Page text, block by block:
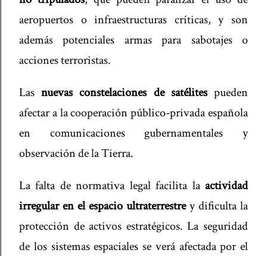
aeropuertos o infraestructuras críticas, y son
además potenciales armas para sabotajes o
acciones terroristas.
Lasnuevas constelaciones de satélitespueden
afectar a la cooperación público-privada española
en comunicaciones gubernamentales y
observación de la Tierra.
La falta de normativa legal facilita la actividad
irregular en el espacio ultraterrestrey dificulta la
protección de activos estratégicos. La seguridad
de los sistemas espaciales se verá afectada por el